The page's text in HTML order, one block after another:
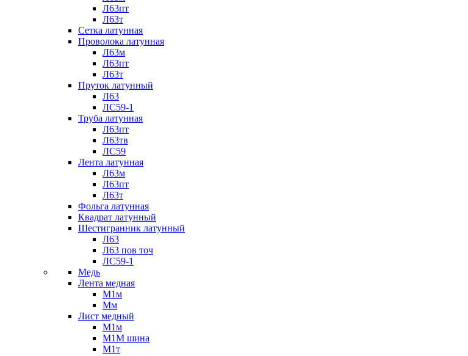
Л63пт
Л63т
Сетка латунная
Проволока латунная
Л63м
Л63пт
Л63т
Пруток латунный
Л63
ЛС59-1
Труба латунная
Л63пт
Л63тв
ЛС59
Лента латунная
Л63м
Л63пт
Л63т
Фольга латунная
Квадрат латунный
Шестигранник латунный
Л63
Л63 пов точ
ЛС59-1
Медь
Лента медная
М1м
Мм
Лист медный
М1м
М1М шина
М1т